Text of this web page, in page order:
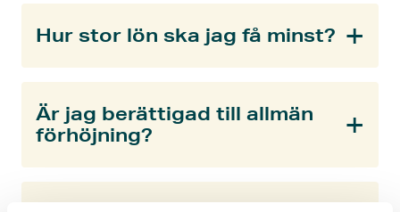
Hur stor lön ska jag få minst?
Är jag berättigad till allmän
förhöjning?